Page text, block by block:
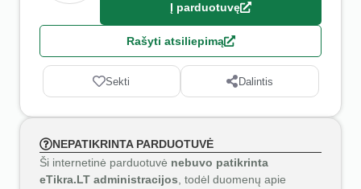
Į parduotuvę
Rašyti atsiliepimą
Sekti Dalintis
NEPATIKRINTA PARDUOTUVĖ
Ši internetinė parduotuvė nebuvo patikrinta
eTikra.LT administracijos , todėl duomenų apie